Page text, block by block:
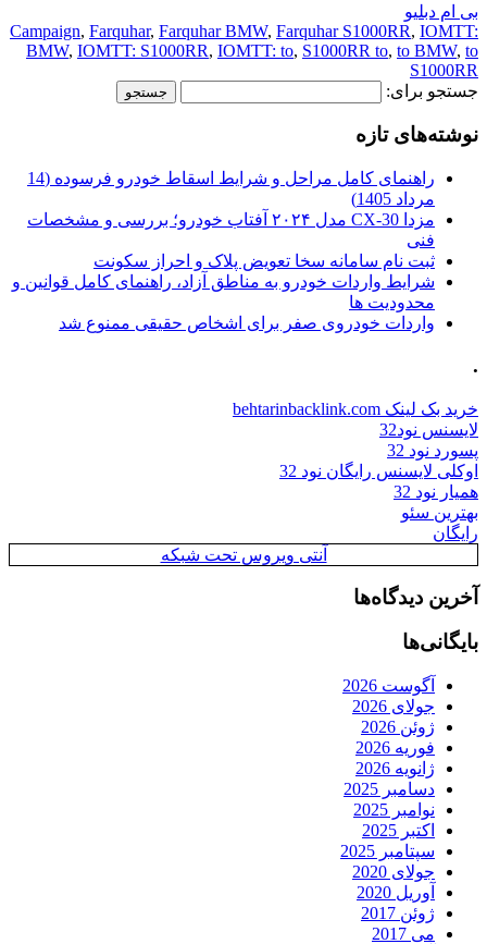
بی ام دبلیو
Campaign, Farquhar, Farquhar BMW, Farquhar S1000RR, IOMTT:
BMW, IOMTT: S1000RR, IOMTT: to, S1000RR to, to BMW, to
S1000RR
جستجو برای:
نوشته‌های تازه
راهنمای کامل مراحل و شرایط اسقاط خودرو فرسوده (14
مرداد 1405)
مزدا CX-30 مدل ۲۰۲۴ آفتاب خودرو؛ بررسی و مشخصات
فنی
ثبت نام سامانه سخا تعویض پلاک و احراز سکونت
شرایط واردات خودرو به مناطق آزاد، راهنمای کامل قوانین و
محدودیت ها
واردات خودروی صفر برای اشخاص حقیقی ممنوع شد
.
خرید بک لینک behtarinbacklink.com
لایسنس نود32
پسورد نود 32
اوکلی لایسنس رایگان نود 32
همیار نود 32
بهترین سئو
رایگان
آنتی ویروس تحت شبکه
آخرین دیدگاه‌ها
بایگانی‌ها
آگوست 2026
جولای 2026
ژوئن 2026
فوریه 2026
ژانویه 2026
دسامبر 2025
نوامبر 2025
اکتبر 2025
سپتامبر 2025
جولای 2020
آوریل 2020
ژوئن 2017
می 2017